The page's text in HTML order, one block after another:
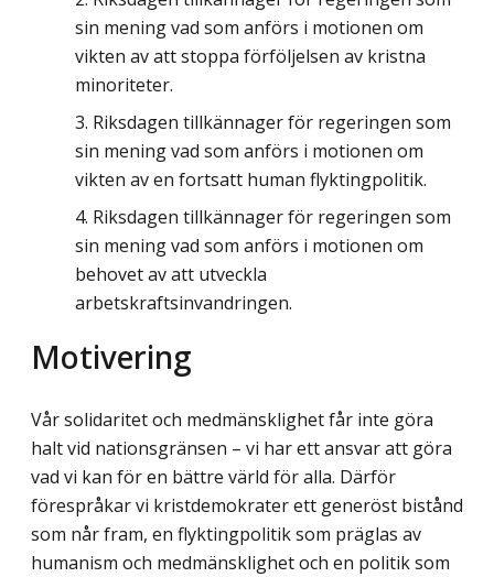
sin mening vad som anförs i motionen om
vikten av att stoppa förföljelsen av kristna
minoriteter.
Riksdagen tillkännager för regeringen som
sin mening vad som anförs i motionen om
vikten av en fortsatt human flyktingpolitik.
Riksdagen tillkännager för regeringen som
sin mening vad som anförs i motionen om
behovet av att utveckla
arbetskraftsinvandringen.
Motivering
Vår solidaritet och medmänsklighet får inte göra
halt vid nationsgränsen – vi har ett ansvar att göra
vad vi kan för en bättre värld för alla. Därför
förespråkar vi kristdemokrater ett generöst bistånd
som når fram, en flyktingpolitik som präglas av
humanism och medmänsklighet och en politik som